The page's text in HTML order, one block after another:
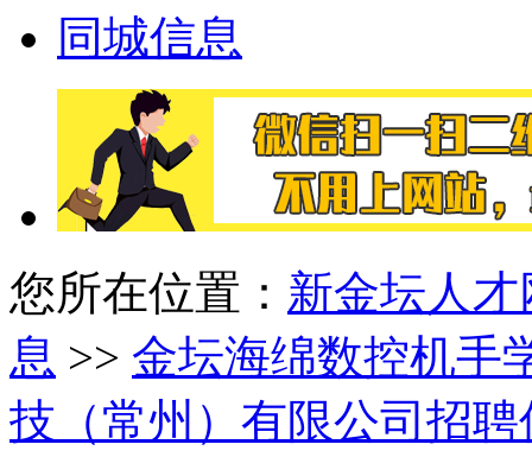
同城信息
您所在位置： 新金坛人才
息 >> 金坛海绵数控机手
技（常州）有限公司招聘